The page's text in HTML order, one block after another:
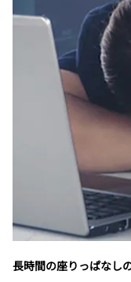
長時間の座りっぱなし